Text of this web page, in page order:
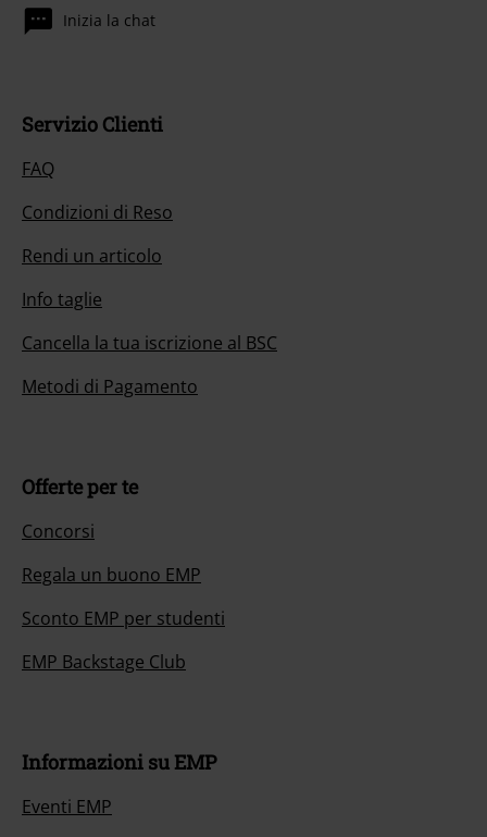
Inizia la chat
Servizio Clienti
FAQ
Condizioni di Reso
Rendi un articolo
Info taglie
Cancella la tua iscrizione al BSC
Metodi di Pagamento
Offerte per te
Concorsi
Regala un buono EMP
Sconto EMP per studenti
EMP Backstage Club
Informazioni su EMP
Eventi EMP